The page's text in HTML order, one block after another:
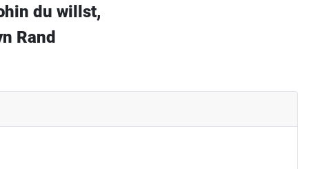
du willst,
Rand